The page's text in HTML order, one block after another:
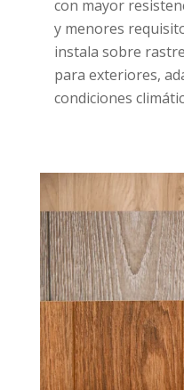
con mayor
y menores
instala sobre
para exteriores,
condiciones